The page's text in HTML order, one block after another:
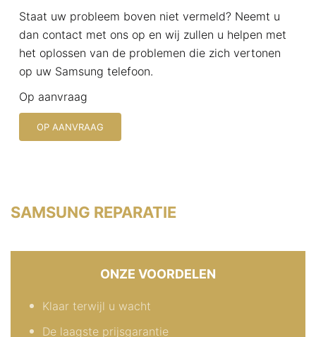
Staat uw probleem boven niet vermeld? Neemt u
dan contact met ons op en wij zullen u helpen met
het oplossen van de problemen die zich vertonen
op uw Samsung telefoon.
Op aanvraag
OP AANVRAAG
SAMSUNG REPARATIE
ONZE VOORDELEN
Klaar terwijl u wacht
De laagste prijsgarantie